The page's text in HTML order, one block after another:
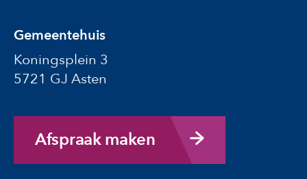
Gemeentehuis
Koningsplein 3
5721 GJ Asten
Afspraak maken